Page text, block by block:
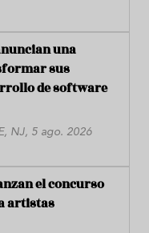
una
sus
de software
NJ, 5 ago. 2026
el concurso
artistas